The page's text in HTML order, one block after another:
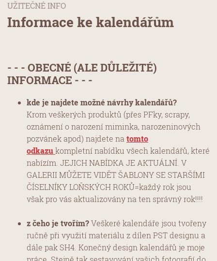
UŽITEČNÉ INFO
Informace ke kalendářům
- - - OBECNÉ (ALE DŮLEŽITÉ)
INFORMACE - - -
kde je najdete možné návrhy kalendářů?
Krom veškerých produktů (přes PFky, scrapy,
oznámení o narození miminka, narozeninových
pozvánek apod) najdete na tomto
odkazukompletní nabídku všech kalendářů, které
nabízím. JEJICH NABÍDKA JE AKTUÁLNÍ. V
GALERII MŮŽETE VIDĚT ŠABLONY SE STARŠÍMI
ČÍSELNÍKY LOŇSKÝCH ROKŮ=každý rok jsou
však pro vás aktualizovány na ten správný rok!!!!
z čeho je tvořím?Veškeré kalendáře jsou tvořeny
ručně při využití materiálu z dílen PST designu a
dále pak SH4. Konečný design kalendářů je moje